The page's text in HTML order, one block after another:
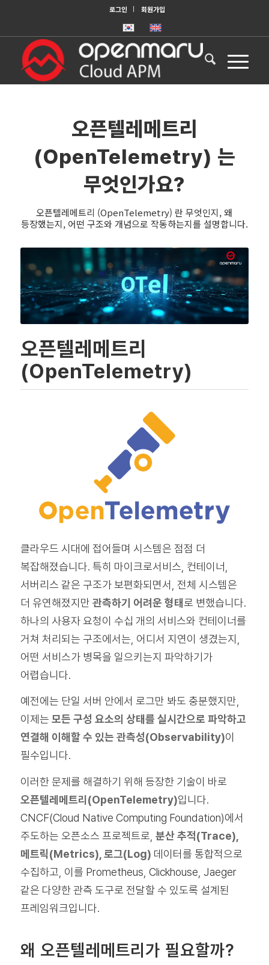
로그인 회원가입
오픈텔레메트리
(OpenTelemetry) 는
무엇인가요?
오픈텔레메트리 (OpenTelemetry) 란 무엇인지, 왜
등장했는지, 어떤 구조와 개념으로 작동하는지를 설명합니다.
오픈텔레메트리
(OpenTelemetry)
클라우드 시대에 접어들며 시스템은 점점 더
복잡해졌습니다. 특히 마이크로서비스, 컨테이너,
서버리스 같은 구조가 보편화되면서, 전체 시스템은
더 유연해졌지만 관측하기 어려운 형태로 변했습니다.
하나의 사용자 요청이 수십 개의 서비스와 컨테이너를
거쳐 처리되는 구조에서는, 어디서 지연이 생겼는지,
어떤 서비스가 병목을 일으키는지 파악하기가
어렵습니다.
예전에는 단일 서버 안에서 로그만 봐도 충분했지만,
이제는 모든 구성 요소의 상태를 실시간으로 파악하고
연결해 이해할 수 있는 관측성(Observability)이
필수입니다.
이러한 문제를 해결하기 위해 등장한 기술이 바로
오픈텔레메트리(OpenTelemetry)입니다.
CNCF(Cloud Native Computing Foundation)에서
주도하는 오픈소스 프로젝트로, 분산 추적(Trace),
메트릭(Metrics), 로그(Log) 데이터를 통합적으로
수집하고, 이를 Prometheus, Clickhouse, Jaeger
같은 다양한 관측 도구로 전달할 수 있도록 설계된
프레임워크입니다.
왜 오픈텔레메트리가 필요할까?